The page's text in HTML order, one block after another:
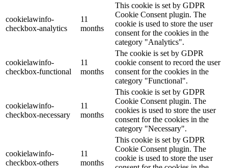
cookielawinfo-
checkbox-analytics
11
months
This cookie is set by GDPR
Cookie Consent plugin. The
cookie is used to store the user
consent for the cookies in the
category "Analytics".
cookielawinfo-
checkbox-functional
11
months
The cookie is set by GDPR
cookie consent to record the user
consent for the cookies in the
category "Functional".
cookielawinfo-
checkbox-necessary
11
months
This cookie is set by GDPR
Cookie Consent plugin. The
cookies is used to store the user
consent for the cookies in the
category "Necessary".
cookielawinfo-
checkbox-others
11
months
This cookie is set by GDPR
Cookie Consent plugin. The
cookie is used to store the user